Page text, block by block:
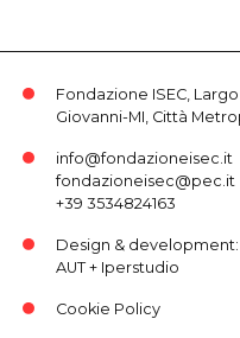
Fondazione ISEC,
Giovanni-MI, Città
info@fondazioneisec.it
fondazioneisec@pec.it
+39 3534824163
Design & development:
AUT+ Iperstudio
Cookie Policy